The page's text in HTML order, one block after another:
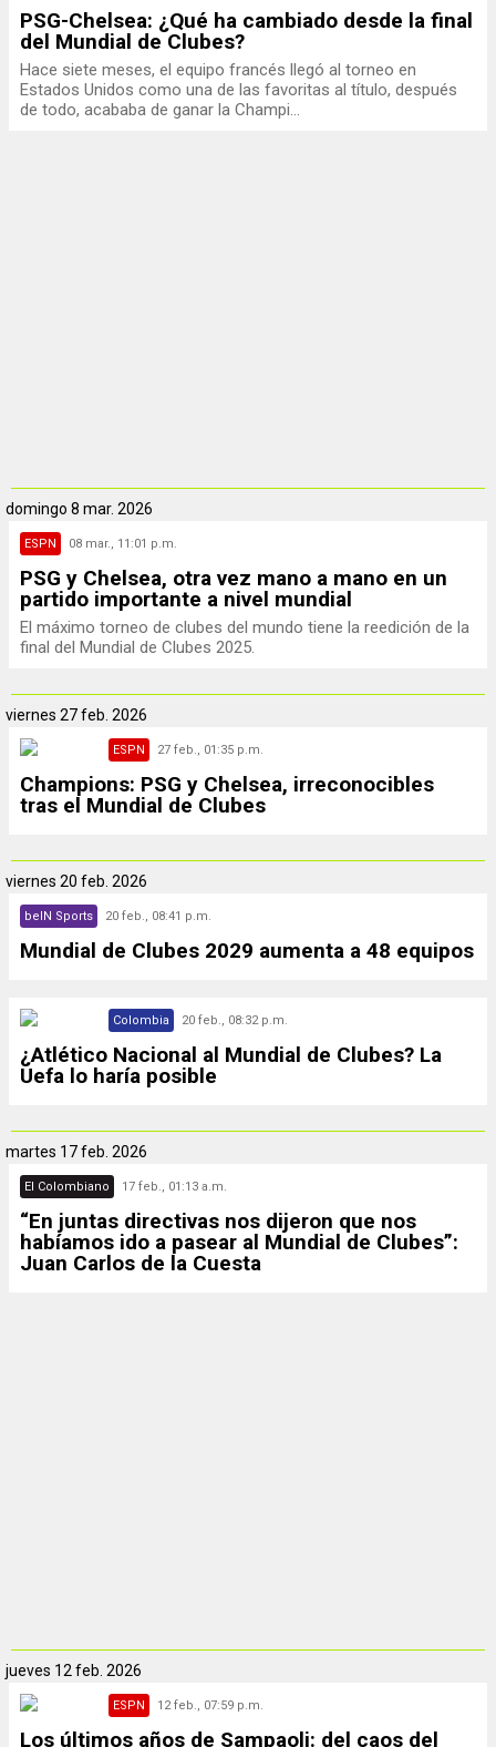
PSG-Chelsea: ¿Qué ha cambiado desde la final
del Mundial de Clubes?
Hace siete meses, el equipo francés llegó al torneo en
Estados Unidos como una de las favoritas al título, después
de todo, acababa de ganar la Champi...
domingo 8 mar. 2026
ESPN 08 mar., 11:01 p.m.
PSG y Chelsea, otra vez mano a mano en un
partido importante a nivel mundial
El máximo torneo de clubes del mundo tiene la reedición de la
final del Mundial de Clubes 2025.
viernes 27 feb. 2026
ESPN 27 feb., 01:35 p.m.
Champions: PSG y Chelsea, irreconocibles
tras el Mundial de Clubes
viernes 20 feb. 2026
beIN Sports 20 feb., 08:41 p.m.
Mundial de Clubes 2029 aumenta a 48 equipos
Colombia 20 feb., 08:32 p.m.
¿Atlético Nacional al Mundial de Clubes? La
Uefa lo haría posible
martes 17 feb. 2026
El Colombiano 17 feb., 01:13 a.m.
“En juntas directivas nos dijeron que nos
habíamos ido a pasear al Mundial de Clubes”:
Juan Carlos de la Cuesta
jueves 12 feb. 2026
ESPN 12 feb., 07:59 p.m.
Los últimos años de Sampaoli: del caos del